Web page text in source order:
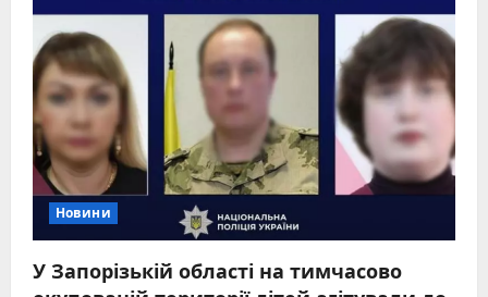
Новини
У Запорізькій області на тимчасово